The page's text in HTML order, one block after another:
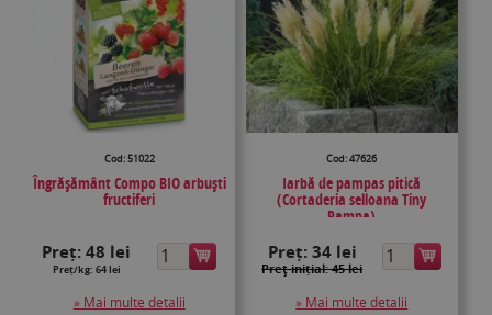
Cod: 51022
Îngrășământ Compo BIO arbuști
fructiferi
Preț:48 lei
Preț/kg: 64 lei
» Mai multe detalii
Cod: 47626
Iarbă de pampas pitică
(Cortaderia selloana Tiny
Pampa)
Preț: 34 lei
Preţ inițial: 45 lei
» Mai multe detalii